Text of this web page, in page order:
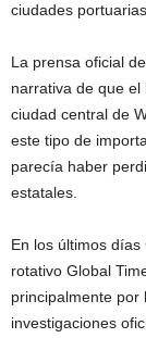
ciudades
La prensa oficial
narrativa de que
ciudad central de
este tipo de
parecía haber
estatales.
En los últimos
rotativo Global
principalmente por
investigaciones